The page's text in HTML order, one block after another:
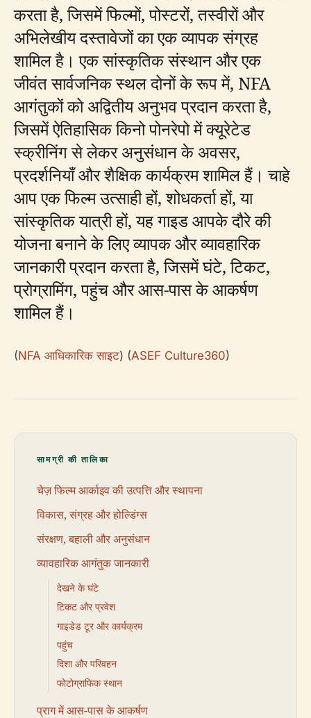
करता है, जिसमें फिल्मों, पोस्टरों, तस्वीरों और
अभिलेखीय दस्तावेजों का एक व्यापक संग्रह
शामिल है। एक सांस्कृतिक संस्थान और एक
जीवंत सार्वजनिक स्थल दोनों के रूप में, NFA
आगंतुकों को अद्वितीय अनुभव प्रदान करता है,
जिसमें ऐतिहासिक किनो पोनरेपो में क्यूरेटेड
स्क्रीनिंग से लेकर अनुसंधान के अवसर,
प्रदर्शनियाँ और शैक्षिक कार्यक्रम शामिल हैं। चाहे
आप एक फिल्म उत्साही हों, शोधकर्ता हों, या
सांस्कृतिक यात्री हों, यह गाइड आपके दौरे की
योजना बनाने के लिए व्यापक और व्यावहारिक
जानकारी प्रदान करता है, जिसमें घंटे, टिकट,
प्रोग्रामिंग, पहुंच और आस-पास के आकर्षण
शामिल हैं।
(NFA आधिकारिक साइट) (ASEF Culture360)
सामग्री की तालिका
चेज़ फिल्म आर्काइव की उत्पत्ति और स्थापना
विकास, संग्रह और होल्डिंग्स
संरक्षण, बहाली और अनुसंधान
व्यावहारिक आगंतुक जानकारी
देखने के घंटे
टिकट और प्रवेश
गाइडेड टूर और कार्यक्रम
पहुंच
दिशा और परिवहन
फोटोग्राफिक स्थान
प्राग में आस-पास के आकर्षण